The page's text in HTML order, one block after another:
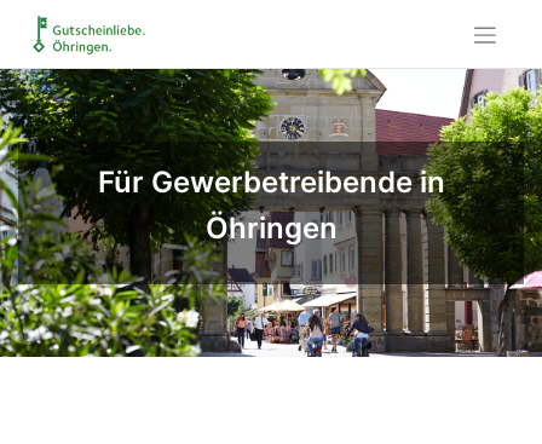
content
Für Gewerbetreibende in
Öhringen